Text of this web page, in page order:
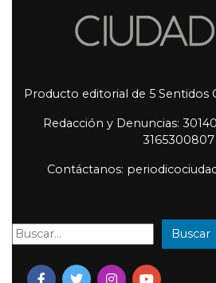
Producto editorial de 5 Sentidos
Redacción y Denuncias:
3165300807
Contáctanos:
Buscar: Buscar